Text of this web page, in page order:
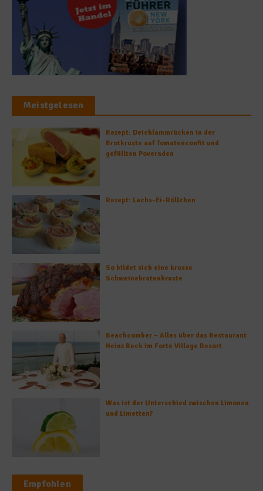
Meistgelesen
Rezept: Deichlammrücken in der
Brotkruste auf Tomatenconfit und
gefüllten Poveraden
Rezept: Lachs-Ei-Röllchen
So bildet sich eine krosse
Schweinebratenkruste
Beachcomber – Alles über das Restaurant
Heinz Beck im Forte Village Resort
Was ist der Unterschied zwischen Limonen
und Limetten?
Empfohlen